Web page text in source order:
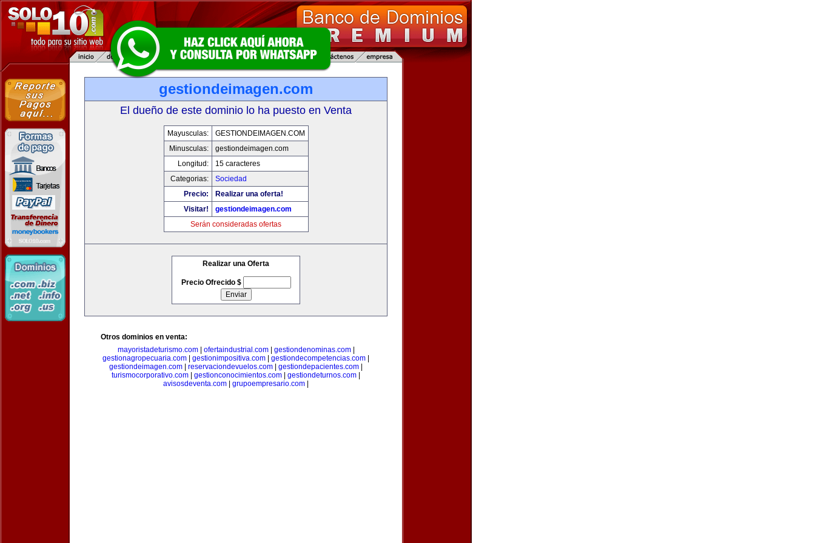
gestiondeimagen.com
El dueño de este dominio lo ha puesto en Venta
Mayusculas:
GESTIONDEIMAGEN.COM
Minusculas:
gestiondeimagen.com
Longitud:
15 caracteres
Categorias:
Sociedad
Precio:
Realizar una oferta!
Visitar!
gestiondeimagen.com
Serán consideradas ofertas
Realizar una Oferta
Precio Ofrecido $
Otros dominios en venta:
mayoristadeturismo.com| ofertaindustrial.com| gestiondenominas.com|
gestionagropecuaria.com
gestionimpositiva.com gestiondecompetencias.com
gestiondeimagen.com
reservaciondevuelos.com gestiondepacientes.com
turismocorporativo.com
gestionconocimientos.com gestiondeturnos.com
avisosdeventa.com
grupoempresario.com